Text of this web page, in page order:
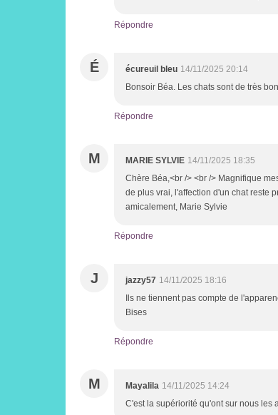
Répondre
É écureuil bleu 14/11/2025 20:14
Bonsoir Béa. Les chats sont de très
Répondre
M MARIE SYLVIE 14/11/2025 18:35
Chère Béa,<br /> <br /> Magnifique
de plus vrai, l'affection d'un chat reste
amicalement, Marie Sylvie
Répondre
J jazzy57 14/11/2025 18:16
Ils ne tiennent pas compte de
Bises
Répondre
M Mayalila 14/11/2025 14:24
C'est la supériorité qu'ont sur nous les